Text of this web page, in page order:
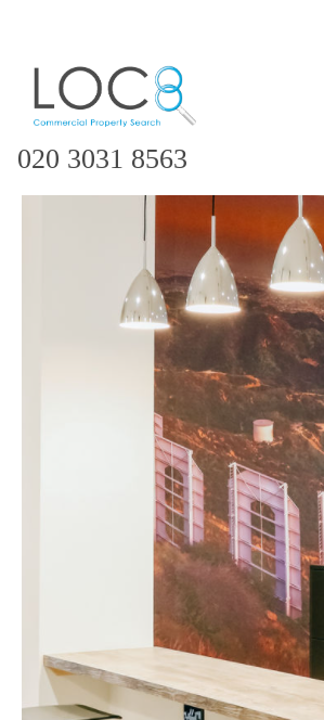
020 3031 8563